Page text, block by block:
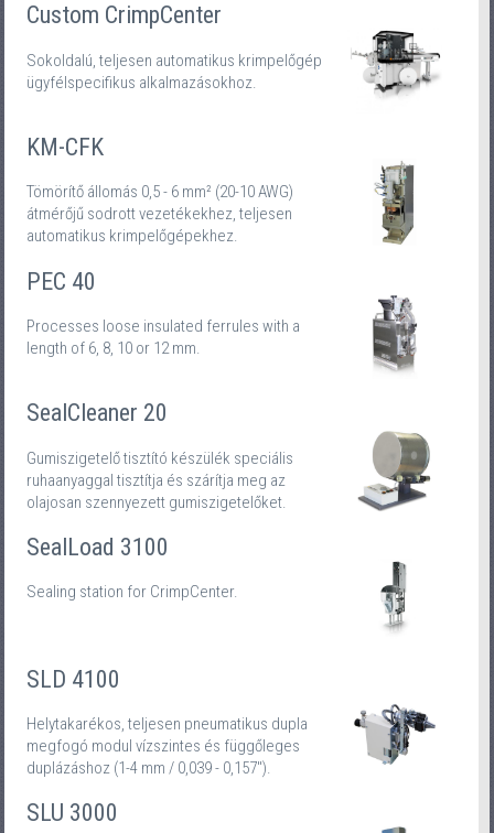
Custom CrimpCenter
Sokoldalú, teljesen automatikus krimpelőgép
ügyfélspecifikus alkalmazásokhoz.
KM-CFK
Tömörítő állomás 0,5 - 6 mm² (20-10 AWG)
átmérőjű sodrott vezetékekhez, teljesen
automatikus krimpelőgépekhez.
PEC 40
Processes loose insulated ferrules with a
length of 6, 8, 10 or 12 mm.
SealCleaner 20
Gumiszigetelő tisztító készülék speciális
ruhaanyaggal tisztítja és szárítja meg az
olajosan szennyezett gumiszigetelőket.
SealLoad 3100
Sealing station for CrimpCenter.
SLD 4100
Helytakarékos, teljesen pneumatikus dupla
megfogó modul vízszintes és függőleges
duplázáshoz (1-4 mm / 0,039 - 0,157").
SLU 3000